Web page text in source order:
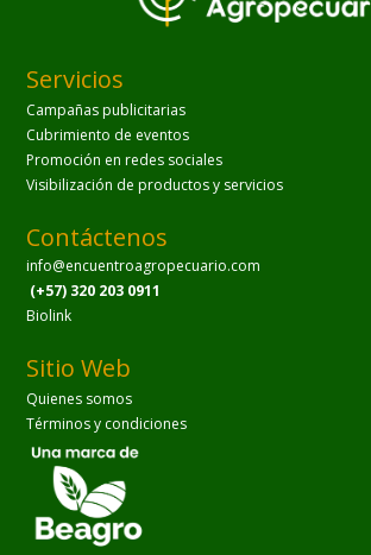
Servicios
Campañas publicitarias
Cubrimiento de eventos
Promoción en redes sociales
Visibilización de productos y servicios
Contáctenos
info@encuentroagropecuario.com
(+57) 320 203 0911
Biolink
Sitio Web
Quienes somos
Términos y condiciones